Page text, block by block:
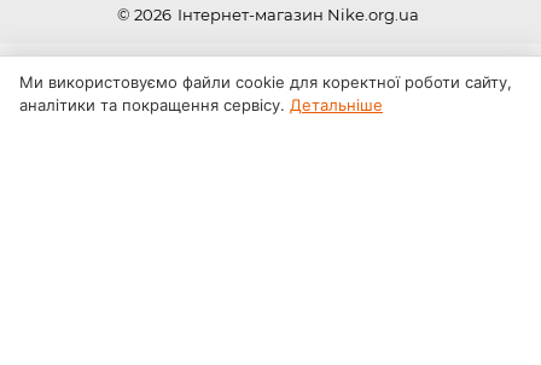
© 2026 Інтернет-магазин Nike.org.ua
Ми використовуємо файли cookie для коректної роботи сайту,
аналітики та покращення сервісу. Детальніше